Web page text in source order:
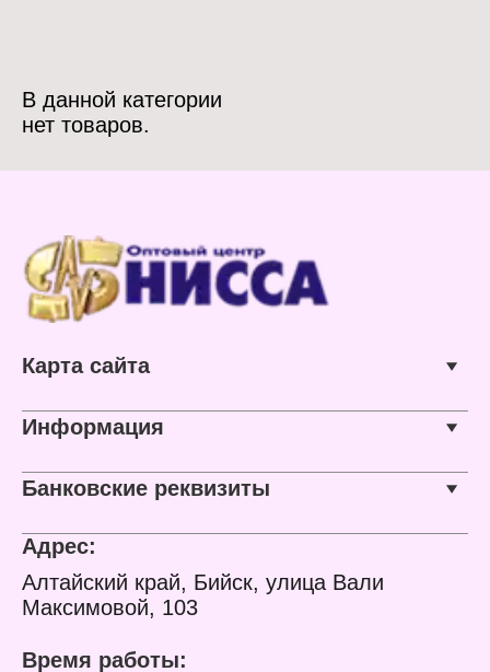
В данной категории
нет товаров.
Карта сайта
Информация
Банковские реквизиты
Адрес:
Алтайский край, Бийск, улица Вали
Максимовой, 103
Время работы: